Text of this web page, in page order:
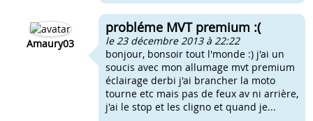
Amaury03
probléme MVT premium :(
le 23 décembre 2013 à 22:22
bonjour, bonsoir tout l'monde :) j'ai un
soucis avec mon allumage mvt premium
éclairage derbi j'ai brancher la moto
tourne etc mais pas de feux av ni arrière,
j'ai le stop et les cligno et quand je...